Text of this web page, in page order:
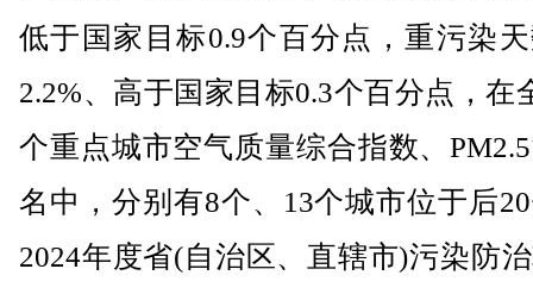
低于国家目标0.9个百分点，重污染
2.2%、高于国家目标0.3个百分点，在
个重点城市空气质量综合指数、
名中，分别有8个、13个城市位于后
2024年度省(自治区、直辖市)污染防